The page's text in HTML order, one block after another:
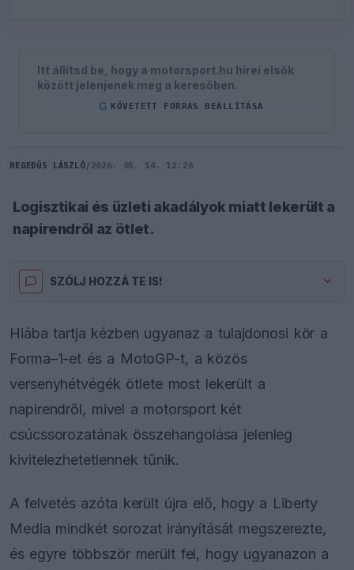
Itt állítsd be, hogy a motorsport.hu hírei elsők
között jelenjenek meg a keresőben.
G KÖVETETT FORRÁS BEÁLLÍTÁSA
HEGEDŰS LÁSZLÓ/ 2026. 05. 14. 12:26
Logisztikai és üzleti akadályok miatt lekerült a
napirendről az ötlet.
SZÓLJ HOZZÁ TE IS!
Hiába tartja kézben ugyanaz a tulajdonosi kör a
Forma–1-et és a MotoGP-t, a közös
versenyhétvégék ötlete most lekerült a
napirendről, mivel a motorsport két
csúcssorozatának összehangolása jelenleg
kivitelezhetetlennek tűnik.
A felvetés azóta került újra elő, hogy a Liberty
Media mindkét sorozat irányítását megszerezte,
és egyre többször merült fel, hogy ugyanazon a